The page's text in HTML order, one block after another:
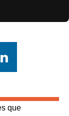
que